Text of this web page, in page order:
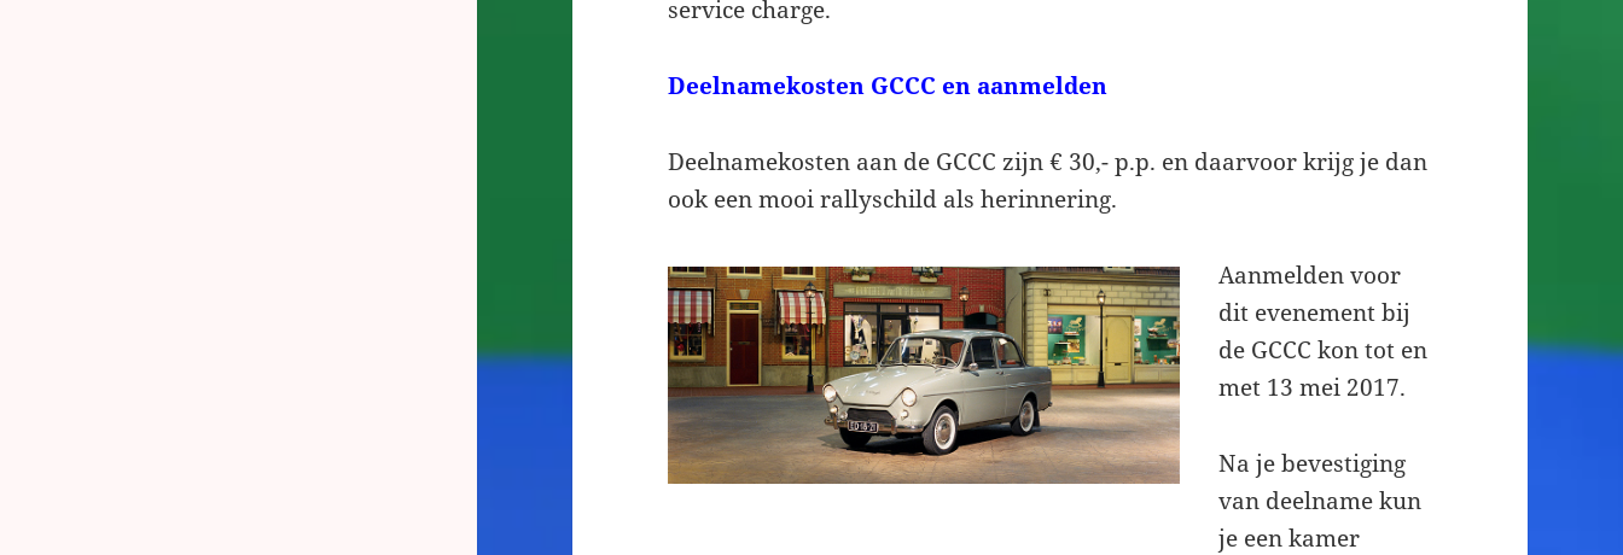
service charge.
Deelnamekosten GCCC en aanmelden
Deelnamekosten aan de GCCC zijn € 30,- p.p. en daarvoor krijg je dan
ook een mooi rallyschild als herinnering.
Aanmelden voor
dit evenement bij
de GCCC kon tot en
met 13 mei 2017.
Na je bevestiging
van deelname kun
je een kamer